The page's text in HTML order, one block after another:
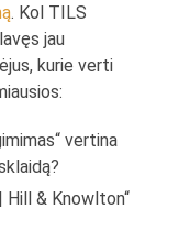
. Kol TILS
jau
kurie verti
vertina
Hill & Knowlton“